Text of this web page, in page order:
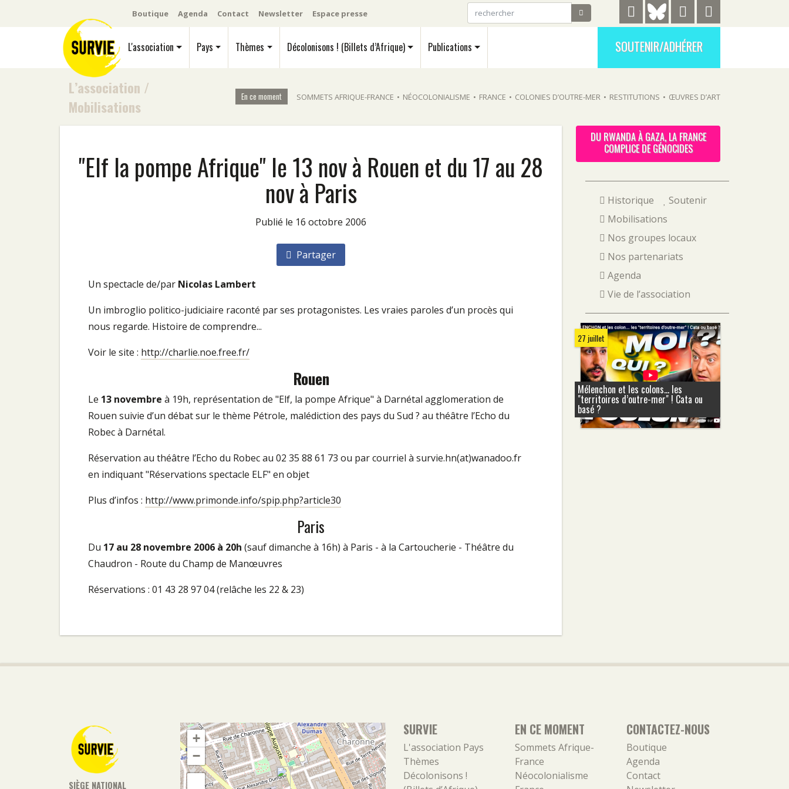
Boutique Agenda Contact Newsletter Espace presse
L'association Pays Thèmes Décolonisons ! (Billets d’Afrique) Publications SOUTENIR/ADHÉRER
L’association /
Mobilisations
En ce moment SOMMETS AFRIQUE-FRANCE • NÉOCOLONIALISME • FRANCE • COLONIES D’OUTRE-MER • RESTITUTIONS • ŒUVRES D’ART
"Elf la pompe Afrique" le 13 nov à Rouen et du 17 au 28
nov à Paris
Publié le 16 octobre 2006
Partager
Un spectacle de/par Nicolas Lambert
Un imbroglio politico-judiciaire raconté par ses protagonistes. Les vraies paroles d’un procès qui
nous regarde. Histoire de comprendre...
Voir le site : http://charlie.noe.free.fr/
Rouen
Le 13 novembre à 19h, représentation de "Elf, la pompe Afrique" à Darnétal agglomeration de
Rouen suivie d’un débat sur le thème Pétrole, malédiction des pays du Sud ? au théâtre l’Echo du
Robec à Darnétal.
Réservation au théâtre l’Echo du Robec au 02 35 88 61 73 ou par courriel à survie.hn(at)wanadoo.fr
en indiquant "Réservations spectacle ELF" en objet
Plus d’infos : http://www.primonde.info/spip.php?article30
Paris
Du 17 au 28 novembre 2006 à 20h (sauf dimanche à 16h) à Paris - à la Cartoucherie - Théâtre du
Chaudron - Route du Champ de Manœuvres
Réservations : 01 43 28 97 04 (relâche les 22 & 23)
DU RWANDA À GAZA, LA FRANCE
COMPLICE DE GÉNOCIDES
Historique
Soutenir
Mobilisations
Nos groupes locaux
Nos partenariats
Agenda
Vie de l’association
27 juillet
Mélenchon et les colons... les
"territoires d’outre-mer" ! Cata ou
basé ?
SIÈGE NATIONAL
+
−
SURVIE
L'association Pays
Thèmes
Décolonisons !
EN CE MOMENT
Sommets Afrique-
France
Néocolonialisme
CONTACTEZ-NOUS
Boutique
Agenda
Contact